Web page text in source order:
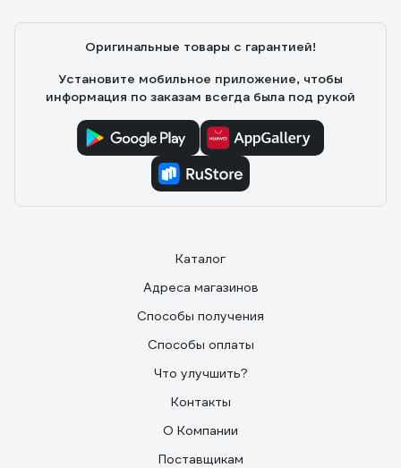
Оригинальные товары с гарантией!
Установите мобильное приложение, чтобы
информация по заказам всегда была под рукой
Каталог
Адреса магазинов
Способы получения
Способы оплаты
Что улучшить?
Контакты
О Компании
Поставщикам